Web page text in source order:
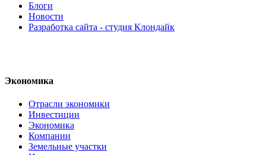
Блоги
Новости
Разработка сайта - студия Клондайк
Экономика
Отрасли экономики
Инвестиции
Экономика
Компании
Земельные участки